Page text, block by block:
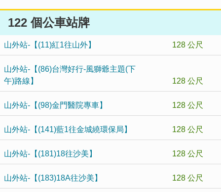
122 個公車站牌
山外站-【(11)紅1往山外】 128 公尺
山外站-【(86)台灣好行-風獅爺主題(下
午)路線】
128 公尺
山外站-【(98)金門醫院專車】 128 公尺
山外站-【(141)藍1往金城繞環保局】 128 公尺
山外站-【(181)18往沙美】 128 公尺
山外站-【(183)18A往沙美】 128 公尺